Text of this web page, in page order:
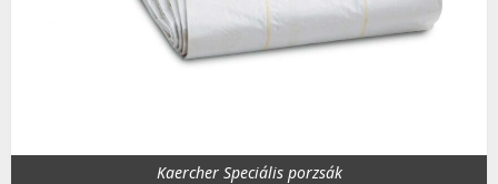
Kaercher Speciális porzsák